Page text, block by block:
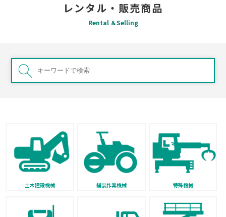
レンタル・販売商品
Rental ＆Selling
土木建設機械 舗装作業機械 特殊機械